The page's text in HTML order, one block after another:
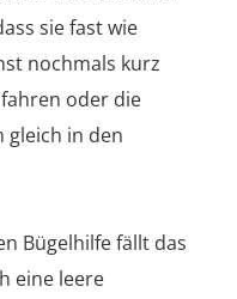
sie fast wie
nochmals kurz
oder die
gleich in den
Bügelhilfe fällt das
eine leere